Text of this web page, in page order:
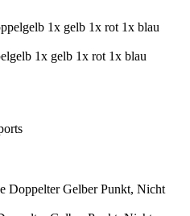
1x gelb 1x rot 1x blau